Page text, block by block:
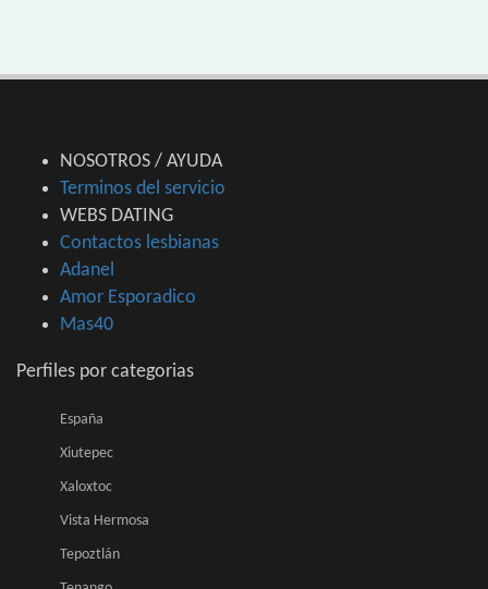
NOSOTROS / AYUDA
Terminos del servicio
WEBS DATING
Contactos lesbianas
Adanel
Amor Esporadico
Mas40
Perfiles por categorias
España
Xiutepec
Xaloxtoc
Vista Hermosa
Tepoztlán